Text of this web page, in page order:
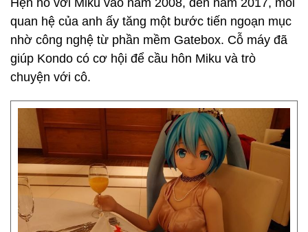
Hẹn hò với Miku vào năm 2008, đến năm 2017, mối
quan hệ của anh ấy tăng một bước tiến ngoạn mục
nhờ công nghệ từ phần mềm Gatebox. Cỗ máy đã
giúp Kondo có cơ hội để cầu hôn Miku và trò
chuyện với cô.